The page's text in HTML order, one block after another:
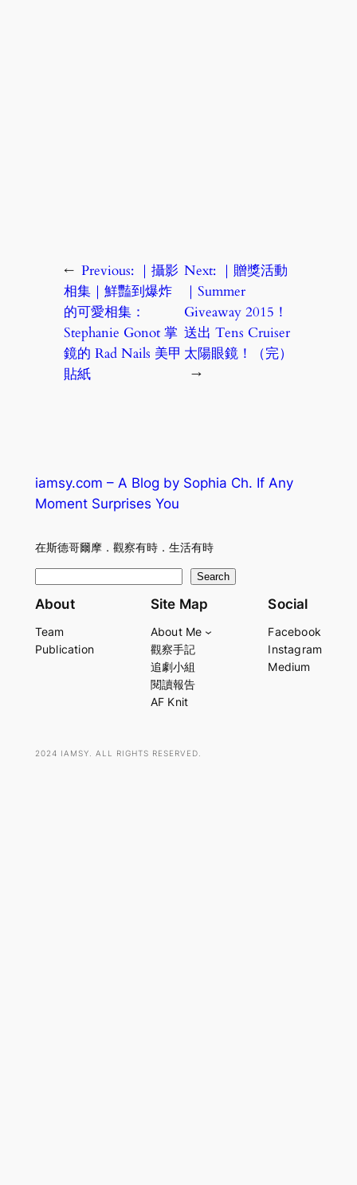
← Previous: ｜攝影
相集｜鮮豔到爆炸
的可愛相集：
Stephanie Gonot 掌
鏡的 Rad Nails 美甲
貼紙
Next: ｜贈獎活動
｜Summer
Giveaway 2015！
送出 Tens Cruiser
太陽眼鏡！（完）
→
iamsy.com – A Blog by Sophia Ch. If Any
Moment Surprises You
在斯德哥爾摩．觀察有時．生活有時
e
r
Search
About
Team
Publication
Site Map
About Me
觀察手記
追劇小組
閱讀報告
AF Knit
Social
Facebook
Instagram
Medium
2024 IAMSY. ALL RIGHTS RESERVED.